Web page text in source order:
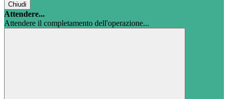
Chiudi
Attendere...
Attendere il completamento dell'operazione...